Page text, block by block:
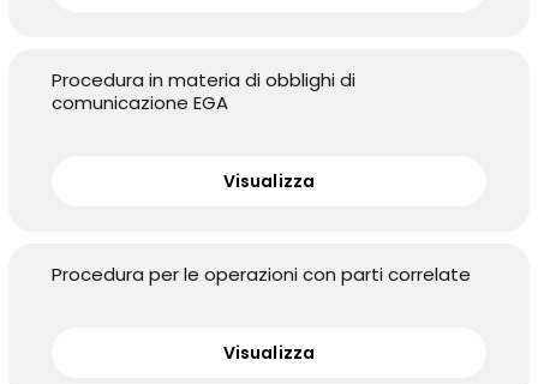
Procedura in materia di obblighi di
comunicazione EGA
Visualizza
Procedura per le operazioni con parti correlate
Visualizza